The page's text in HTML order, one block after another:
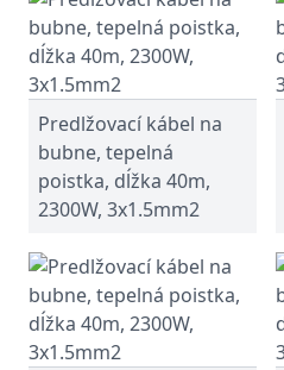
Predlžovací kábel na
bubne, tepelná
poistka, dĺžka 40m,
2300W, 3x1.5mm2